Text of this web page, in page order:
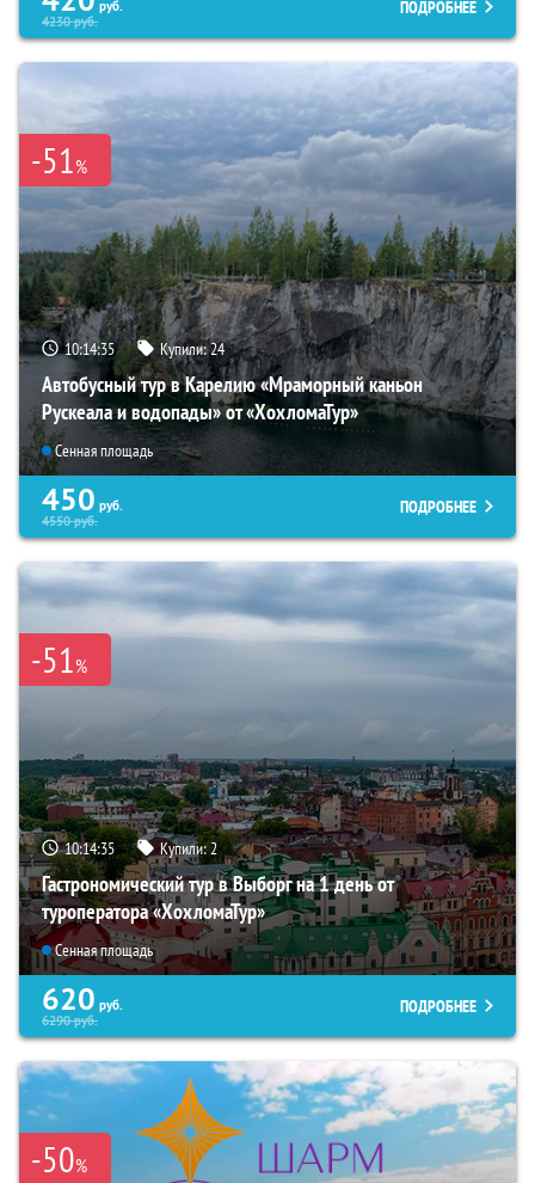
руб.
4230руб.
ПОДРОБНЕЕ
-51%
10:14:34 Купили:24
Автобусный тур в Карелию «Мраморный каньон
Рускеала и водопады» от «ХохломаТур»
Сенная площадь
450 руб.
4550руб.
ПОДРОБНЕЕ
-51%
10:14:34 Купили:2
Гастрономический тур в Выборг на 1 день от
туроператора «ХохломаТур»
Сенная площадь
620 руб.
6290руб.
ПОДРОБНЕЕ
-50%